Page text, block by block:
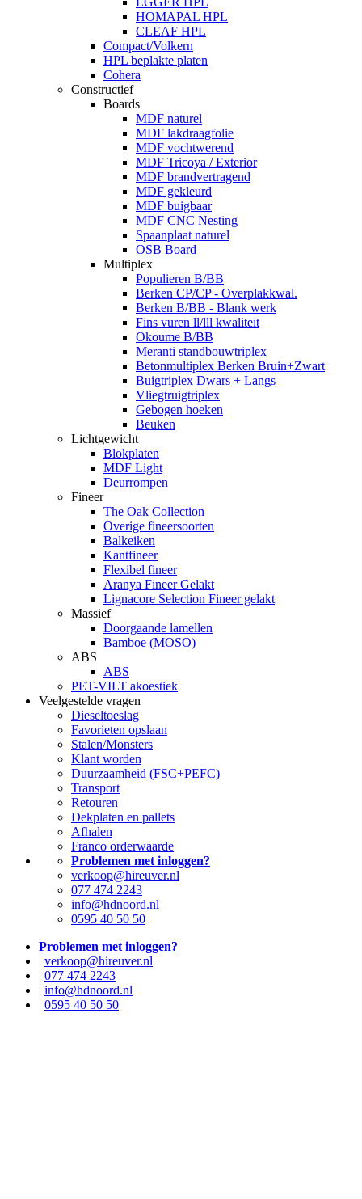
HOMAPAL HPL
CLEAF HPL
Compact/Volkern
HPL beplakte platen
Cohera
Constructief
Boards
MDF naturel
MDF lakdraagfolie
MDF vochtwerend
MDF Tricoya / Exterior
MDF brandvertragend
MDF gekleurd
MDF buigbaar
MDF CNC Nesting
Spaanplaat naturel
OSB Board
Multiplex
Populieren B/BB
Berken CP/CP - Overplakkwal.
Berken B/BB - Blank werk
Fins vuren ll/lll kwaliteit
Okoume B/BB
Meranti standbouwtriplex
Betonmultiplex Berken Bruin+Zwart
Buigtriplex Dwars + Langs
Vliegtruigtriplex
Gebogen hoeken
Beuken
Lichtgewicht
Blokplaten
MDF Light
Deurrompen
Fineer
The Oak Collection
Overige fineersoorten
Balkeiken
Kantfineer
Flexibel fineer
Aranya Fineer Gelakt
Lignacore Selection Fineer gelakt
Massief
Doorgaande lamellen
Bamboe (MOSO)
ABS
ABS
PET-VILT akoestiek
Veelgestelde vragen
Dieseltoeslag
Favorieten opslaan
Stalen/Monsters
Klant worden
Duurzaamheid (FSC+PEFC)
Transport
Retouren
Dekplaten en pallets
Afhalen
Franco orderwaarde
Problemen met inloggen?
verkoop@hireuver.nl
077 474 2243
info@hdnoord.nl
0595 40 50 50
Problemen met inloggen?
| verkoop@hireuver.nl
| 077 474 2243
| info@hdnoord.nl
| 0595 40 50 50